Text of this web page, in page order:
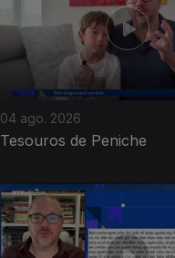
04 ago. 2026
Tesouros de Peniche